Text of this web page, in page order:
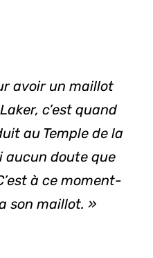
avoir un maillot
c’est quand
au Temple de la
aucun doute que
à ce moment-
son maillot. »